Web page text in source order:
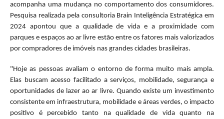
acompanha uma mudança no comportamento dos consumidores.
Pesquisa realizada pela consultoria Brain Inteligência Estratégica em
2024 apontou que a qualidade de vida e a proximidade com
parques e espaços ao ar livre estão entre os fatores mais valorizados
por compradores de imóveis nas grandes cidades brasileiras.
"Hoje as pessoas avaliam o entorno de forma muito mais ampla.
Elas buscam acesso facilitado a serviços, mobilidade, segurança e
oportunidades de lazer ao ar livre. Quando existe um investimento
consistente em infraestrutura, mobilidade e áreas verdes, o impacto
positivo é percebido tanto na qualidade de vida quanto na